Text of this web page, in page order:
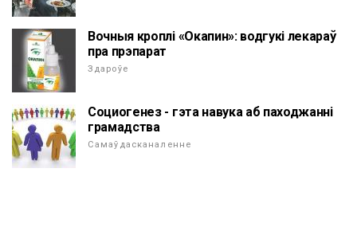
Вочныя кроплі «Окапин»: водгукі лекараў
пра прэпарат
Здароўе
Социогенез - гэта навука аб паходжанні
грамадства
Самаўдасканаленне